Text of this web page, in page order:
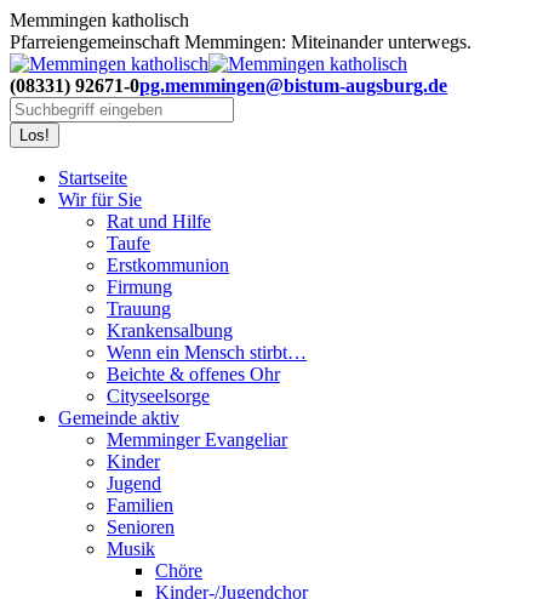
Zum
Inhalt
springen
Memmingen katholisch
Pfarreiengemeinschaft Memmingen: Miteinander unterwegs.
(08331) 92671-0pg.memmingen@bistum-augsburg.de
Search:
Startseite
Wir für Sie
Rat und Hilfe
Taufe
Erstkommunion
Firmung
Trauung
Krankensalbung
Wenn ein Mensch stirbt…
Beichte & offenes Ohr
Cityseelsorge
Gemeinde aktiv
Memminger Evangeliar
Kinder
Jugend
Familien
Senioren
Musik
Chöre
Kinder-/Jugendchor